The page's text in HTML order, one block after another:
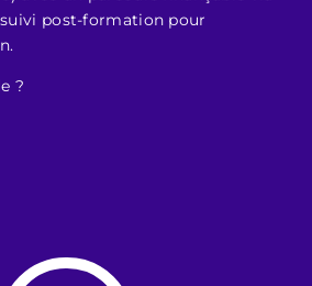
post-formation pour
?